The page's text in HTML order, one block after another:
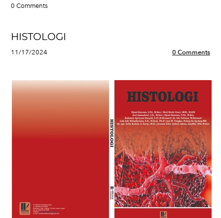
0 Comments
HISTOLOGI
11/17/2024 0 Comments